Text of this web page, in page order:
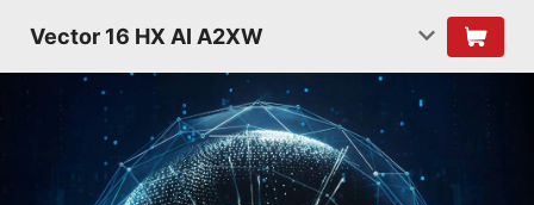
Vector 16 HX AI A2XW